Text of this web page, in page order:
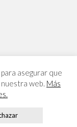
asegurar que
web. Más